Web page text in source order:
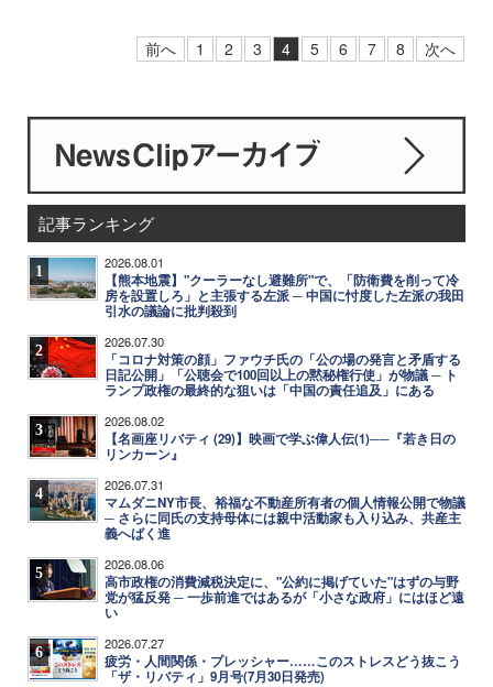
前へ 1 2 3 4 5 6 7 8 次へ
記事ランキング
1 2026.08.01
【熊本地震】"クーラーなし避難所"で、「防衛費を削って冷
房を設置しろ」と主張する左派 ─ 中国に忖度した左派の我田
引水の議論に批判殺到
2 2026.07.30
「コロナ対策の顔」ファウチ氏の「公の場の発言と矛盾する
日記公開」「公聴会で100回以上の黙秘権行使」が物議 ─ ト
ランプ政権の最終的な狙いは「中国の責任追及」にある
3 2026.08.02
【名画座リバティ (29)】映画で学ぶ偉人伝(1)──『若き日の
リンカーン』
4 2026.07.31
マムダニNY市長、裕福な不動産所有者の個人情報公開で物議
─ さらに同氏の支持母体には親中活動家も入り込み、共産主
義へばく進
5 2026.08.06
高市政権の消費減税決定に、"公約に掲げていた"はずの与野
党が猛反発 ─ 一歩前進ではあるが「小さな政府」にはほど遠
い
6 2026.07.27
疲労・人間関係・プレッシャー……このストレスどう抜こう
「ザ・リバティ」9月号(7月30日発売)